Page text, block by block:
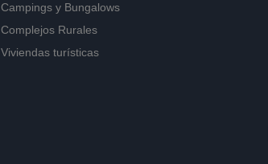
Campings y Bungalows
Complejos Rurales
Viviendas turísticas